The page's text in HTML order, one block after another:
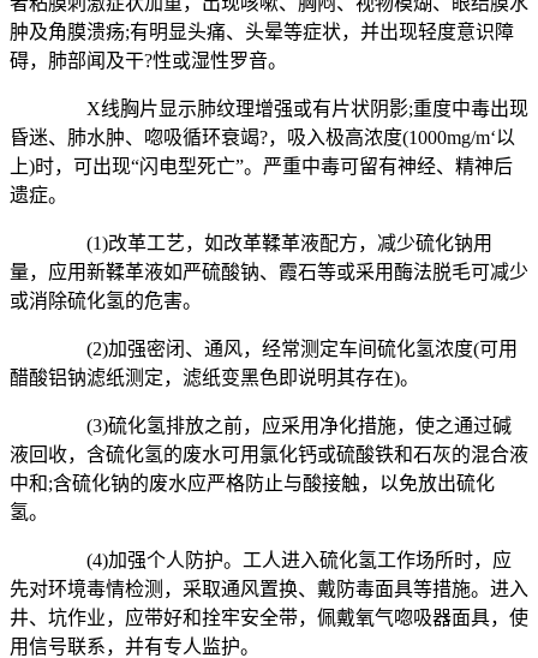
肿及角膜溃疡;有明显头痛、头晕等症状，并出现轻度意识障
碍，肺部闻及干?性或湿性罗音。
X线胸片显示肺纹理增强或有片状阴影;重度中毒出现
昏迷、肺水肿、唿吸循环衰竭?，吸入极高浓度(1000mg/m‘以
上)时，可出现“闪电型死亡”。严重中毒可留有神经、精神后
遗症。
(1)改革工艺，如改革鞣革液配方，减少硫化钠用
量，应用新鞣革液如严硫酸钠、霞石等或采用酶法脱毛可减少
或消除硫化氢的危害。
(2)加强密闭、通风，经常测定车间硫化氢浓度(可用
醋酸铝钠滤纸测定，滤纸变黑色即说明其存在)。
(3)硫化氢排放之前，应采用净化措施，使之通过碱
液回收，含硫化氢的废水可用氯化钙或硫酸铁和石灰的混合液
中和;含硫化钠的废水应严格防止与酸接触，以免放出硫化
氢。
(4)加强个人防护。工人进入硫化氢工作场所时，应
先对环境毒情检测，采取通风置换、戴防毒面具等措施。进入
井、坑作业，应带好和拴牢安全带，佩戴氧气唿吸器面具，使
用信号联系，并有专人监护。